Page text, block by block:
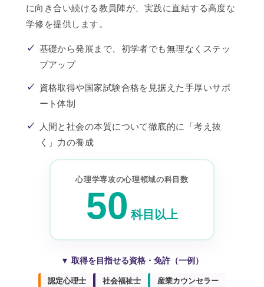
に向き合い続ける教員陣が、実践に直結する高度な
学修を提供します。
✓ 基礎から発展まで、初学者でも無理なくステッ
プアップ
✓ 資格取得や国家試験合格を見据えた手厚いサポ
ート体制
✓ 人間と社会の本質について徹底的に「考え抜
く」力の養成
心理学専攻の心理領域の科目数
50 科目以上
▼ 取得を目指せる資格・免許（一例）
認定心理士 社会福祉士
産業カウンセラー